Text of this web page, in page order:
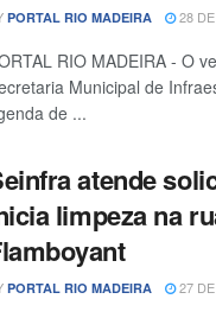
PORTAL RIO MADEIRA 28 DE
RIO MADEIRA - O
Municipal de
de ...
atende
limpeza na
PORTAL RIO MADEIRA 27 DE